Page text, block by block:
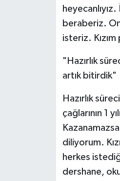
beraberiz.
isteriz.
"Hazırlık
artık bitirdik"
Hazırlık
çağlarının 1
diliyorum.
herkes
dershane,